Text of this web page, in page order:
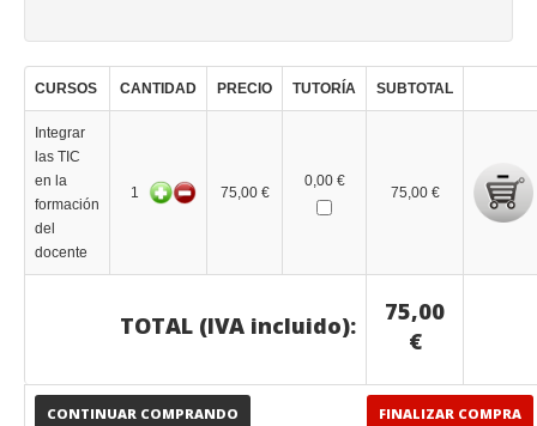
CURSOS CANTIDAD PRECIO TUTORÍA SUBTOTAL
CONTINUAR COMPRANDO FINALIZAR COMPRA
Integrar
las TIC
en la
formación
del
docente
1 75,00 €
0,00 €
75,00 €
TOTAL (IVA incluido):
75,00
€